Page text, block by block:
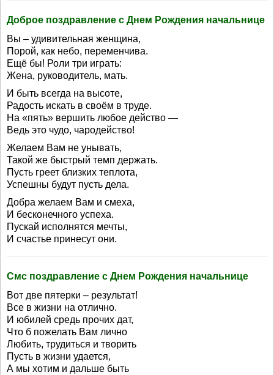
Доброе поздравление с Днем Рождения начальнице
Вы – удивительная женщина,
Порой, как небо, переменчива.
Ещё бы! Роли три играть:
Жена, руководитель, мать.
И быть всегда на высоте,
Радость искать в своём в труде.
На «пять» вершить любое действо —
Ведь это чудо, чародейство!
Желаем Вам не унывать,
Такой же быстрый темп держать.
Пусть греет близких теплота,
Успешны будут пусть дела.
Добра желаем Вам и смеха,
И бесконечного успеха.
Пускай исполнятся мечты,
И счастье принесут они.
Смс поздравление с Днем Рождения начальнице
Вот две пятерки – результат!
Все в жизни на отлично.
И юбилей средь прочих дат,
Что б пожелать Вам лично
Любить, трудиться и творить
Пусть в жизни удается,
А мы хотим и дальше быть